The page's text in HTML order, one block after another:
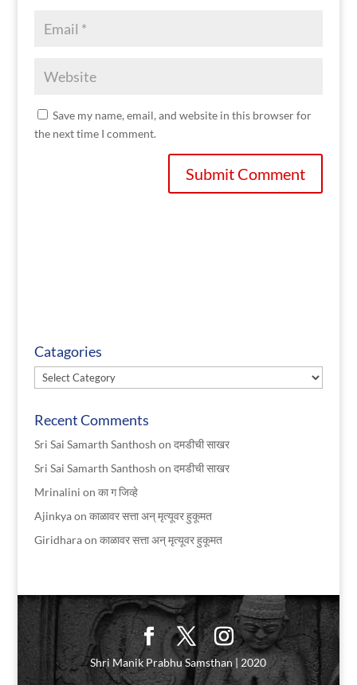
Save my name, email, and website in this browser for
the next time I comment.
Catagories
Catagories
Recent Comments
Sri Sai Samarth Santhosh on दमडीची साखर
Sri Sai Samarth Santhosh on दमडीची साखर
Mrinalini on का ग जिव्हे
Ajinkyaon काळावर सत्ता अन् मृत्यूवर हुकूमत
Giridharaon काळावर सत्ता अन् मृत्यूवर हुकूमत
Shri Manik Prabhu Samsthan | 2020